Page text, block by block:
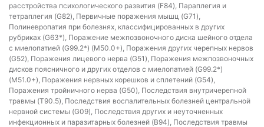
расстройства психологического развития (F84), Параплегия и
тетраплегия (G82), Первичные поражения мышц (G71),
Полиневропатия при болезнях, классифицированных в других
рубриках (G63*), Поражение межпозвоночного диска шейного отдела
с миелопатией (G99.2*) (M50.0+), Поражения других черепных нервов
(G52), Поражения лицевого нерва (G51), Поражения межпозвоночных
дисков поясничного и других отделов с миелопатией (G99.2*)
(M51.0+), Поражения нервных корешков и сплетений (G54),
Поражения тройничного нерва (G50), Последствия внутричерепной
травмы (T90.5), Последствия воспалительных болезней центральной
нервной системы (G09), Последствия других и неуточненных
инфекционных и паразитарных болезней (B94), Последствия травмы